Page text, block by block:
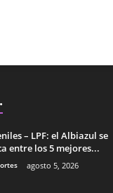
– LPF: el Albiazul se
entre los 5 mejores...
agosto 5, 2026